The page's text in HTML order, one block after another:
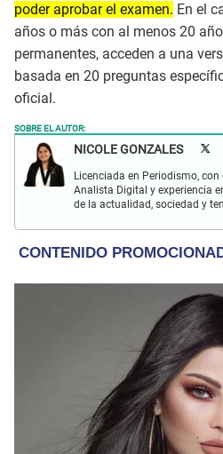
poder aprobar el examen. En el
años o más con al menos 20
permanentes, acceden a una
basada en 20 preguntas
oficial.
SOBRE EL AUTOR:
NICOLE GONZALES
Licenciada en Periodismo,
Analista Digital y experiencia
de la actualidad, sociedad y